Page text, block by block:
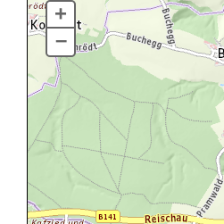
+
–